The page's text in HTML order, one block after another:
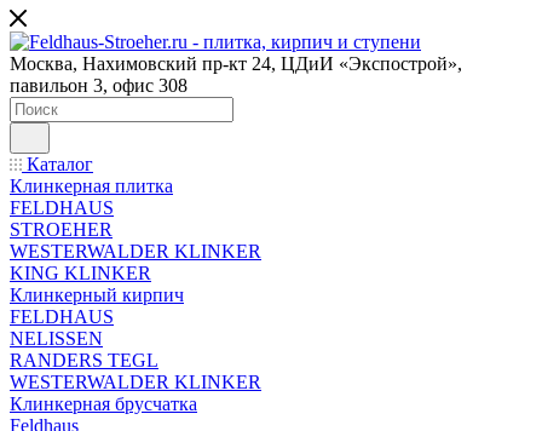
Москва, Нахимовский пр-кт 24, ЦДиИ «Экспострой»,
павильон 3, офис 308
Каталог
Клинкерная плитка
FELDHAUS
STROEHER
WESTERWALDER KLINKER
KING KLINKER
Клинкерный кирпич
FELDHAUS
NELISSEN
RANDERS TEGL
WESTERWALDER KLINKER
Клинкерная брусчатка
Feldhaus